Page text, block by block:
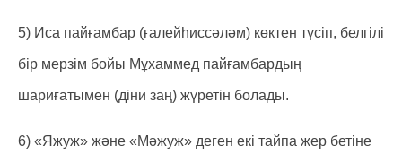
5) Иса пайғамбар (ғалейһиссәләм) көктен түсіп, белгілі
бір мерзім бойы Мұхаммед пайғамбардың
шариғатымен (діни заң) жүретін болады.
6) «Яжуж» және «Мәжуж» деген екі тайпа жер бетіне